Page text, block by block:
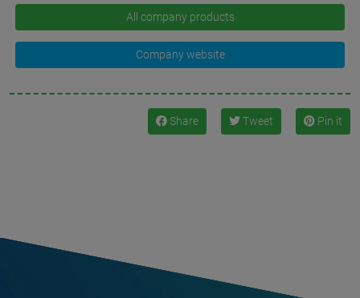
All company products
Company website
Share Tweet Pin it